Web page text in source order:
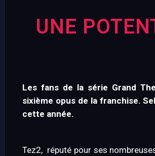
UNE
Les fans de la série Grand
sixième opus de la franchise.
cette année.
Tez2, réputé pour ses